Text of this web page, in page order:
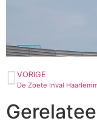
VORIGE
De Zoete Inval